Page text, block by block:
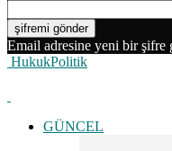
Email adresine yeni bir şifre
HukukPolitik
GÜNCEL